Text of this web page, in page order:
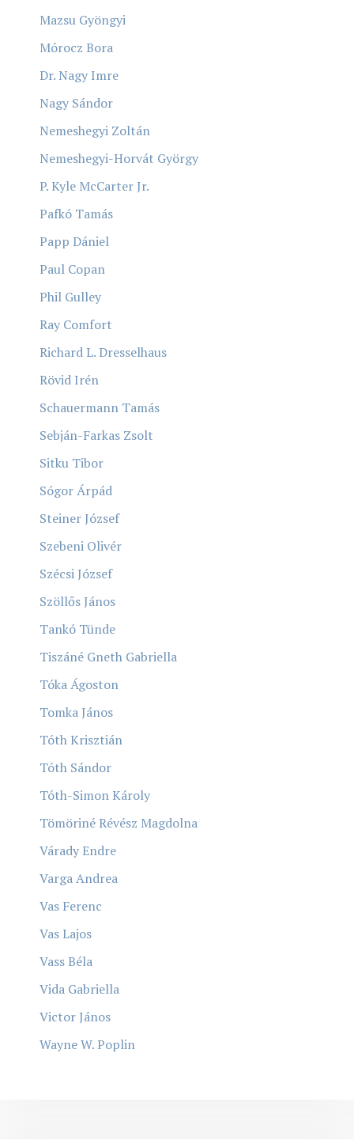
Mazsu Gyöngyi
Mórocz Bora
Dr. Nagy Imre
Nagy Sándor
Nemeshegyi Zoltán
Nemeshegyi-Horvát György
P. Kyle McCarter Jr.
Pafkó Tamás
Papp Dániel
Paul Copan
Phil Gulley
Ray Comfort
Richard L. Dresselhaus
Rövid Irén
Schauermann Tamás
Sebján-Farkas Zsolt
Sitku Tibor
Sógor Árpád
Steiner József
Szebeni Olivér
Szécsi József
Szöllős János
Tankó Tünde
Tiszáné Gneth Gabriella
Tóka Ágoston
Tomka János
Tóth Krisztián
Tóth Sándor
Tóth-Simon Károly
Tömöriné Révész Magdolna
Várady Endre
Varga Andrea
Vas Ferenc
Vas Lajos
Vass Béla
Vida Gabriella
Victor János
Wayne W. Poplin